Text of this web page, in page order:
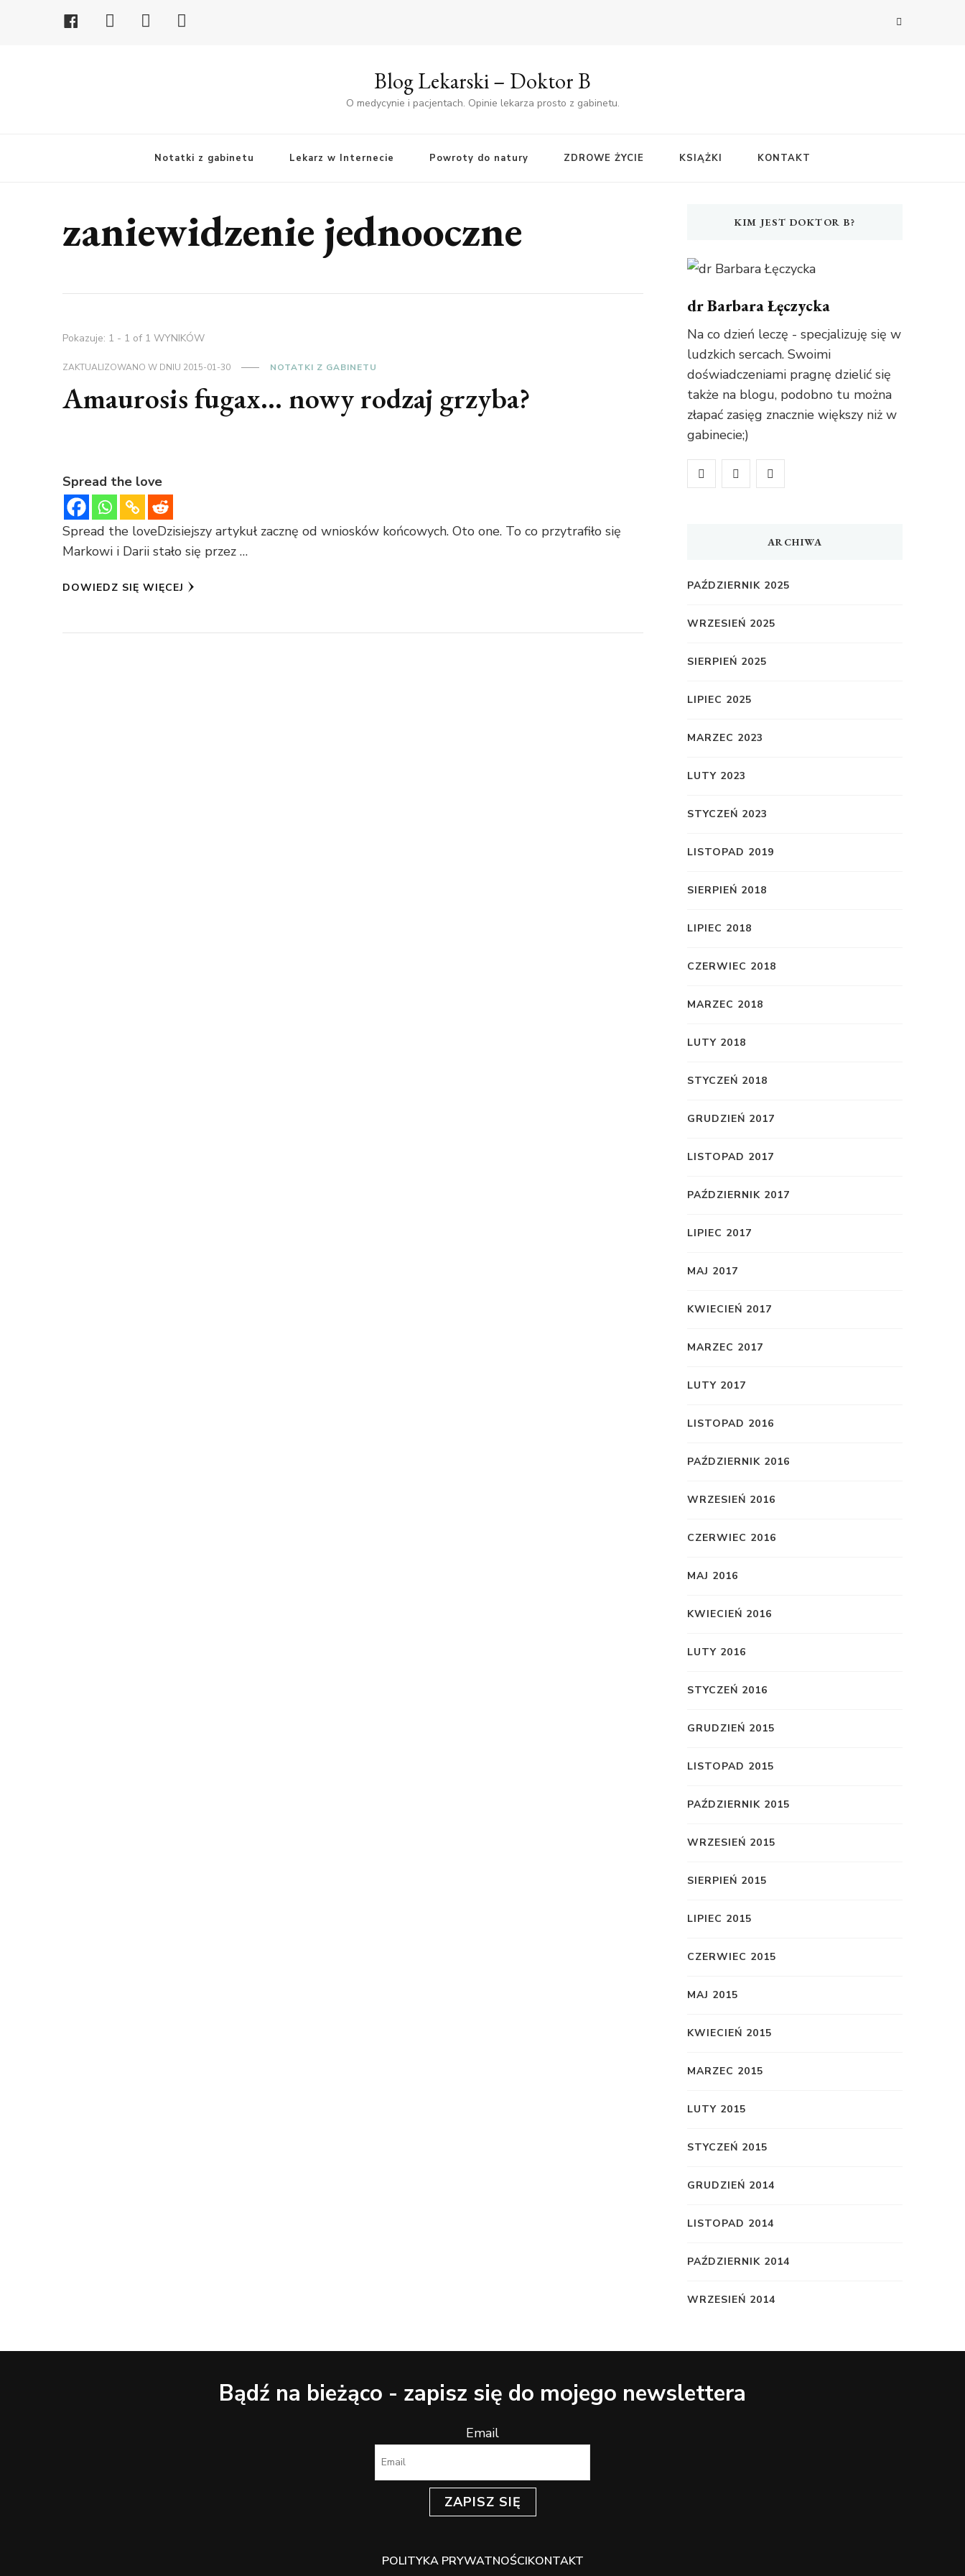
Blog Lekarski – Doktor B
O medycynie i pacjentach. Opinie lekarza prosto z gabinetu.
Notatki z gabinetu Lekarz w Internecie Powroty do natury ZDROWE ŻYCIE KSIĄŻKI KONTAKT
zaniewidzenie jednooczne
Pokazuje: 1 - 1 of 1 WYNIKÓW
ZAKTUALIZOWANO W DNIU 2015-01-30 NOTATKI Z GABINETU
Amaurosis fugax… nowy rodzaj grzyba?
Spread the love
Spread the loveDzisiejszy artykuł zacznę od wniosków końcowych. Oto one. To co przytrafiło się
Markowi i Darii stało się przez …
DOWIEDZ SIĘ WIĘCEJ
KIM JEST DOKTOR B?
dr Barbara Łęczycka
Na co dzień leczę - specjalizuję się w
ludzkich sercach. Swoimi
doświadczeniami pragnę dzielić się
także na blogu, podobno tu można
złapać zasięg znacznie większy niż w
gabinecie;)
ARCHIWA
PAŹDZIERNIK 2025
WRZESIEŃ 2025
SIERPIEŃ 2025
LIPIEC 2025
MARZEC 2023
LUTY 2023
STYCZEŃ 2023
LISTOPAD 2019
SIERPIEŃ 2018
LIPIEC 2018
CZERWIEC 2018
MARZEC 2018
LUTY 2018
STYCZEŃ 2018
GRUDZIEŃ 2017
LISTOPAD 2017
PAŹDZIERNIK 2017
LIPIEC 2017
MAJ 2017
KWIECIEŃ 2017
MARZEC 2017
LUTY 2017
LISTOPAD 2016
PAŹDZIERNIK 2016
WRZESIEŃ 2016
CZERWIEC 2016
MAJ 2016
KWIECIEŃ 2016
LUTY 2016
STYCZEŃ 2016
GRUDZIEŃ 2015
LISTOPAD 2015
PAŹDZIERNIK 2015
WRZESIEŃ 2015
SIERPIEŃ 2015
LIPIEC 2015
CZERWIEC 2015
MAJ 2015
KWIECIEŃ 2015
MARZEC 2015
LUTY 2015
STYCZEŃ 2015
GRUDZIEŃ 2014
LISTOPAD 2014
PAŹDZIERNIK 2014
WRZESIEŃ 2014
Bądź na bieżąco - zapisz się do mojego newslettera
Email
ZAPISZ SIĘ
POLITYKA PRYWATNOŚCIKONTAKT